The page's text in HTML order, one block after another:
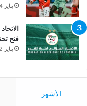
يناير 14, 2026
فتح
يناير 12, 2026
الأشهر